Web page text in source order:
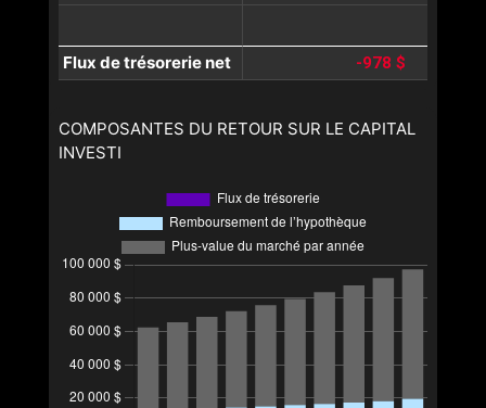
Flux de trésorerie net -978 $
COMPOSANTES DU RETOUR SUR LE CAPITAL
INVESTI